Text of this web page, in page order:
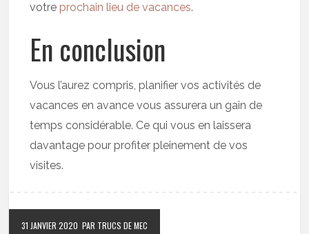
votre prochain lieu de vacances.
En conclusion
Vous l’aurez compris, planifier vos activités de
vacances en avance vous assurera un gain de
temps considérable. Ce qui vous en laissera
davantage pour profiter pleinement de vos
visites.
31 JANVIER 2020 PAR TRUCS DE MEC